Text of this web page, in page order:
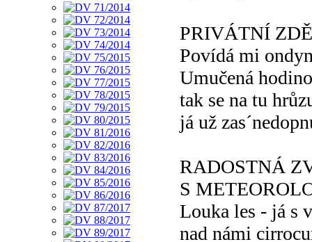
PRIVÁTNÍ
Povídá mi
Umučená hodino
tak se na tu
já už
RADOSTNÁ
S
Louka les - já s
nad námi